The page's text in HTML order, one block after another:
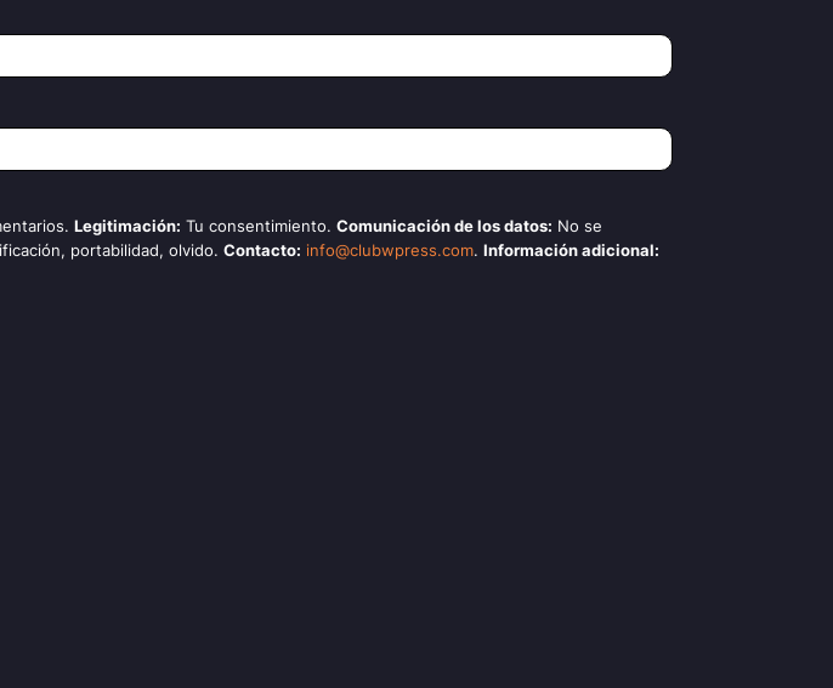
Legitimación: Tu consentimiento. Comunicación de los datos: No se
portabilidad, olvido. Contacto: info@clubwpress.com. Información adicional: